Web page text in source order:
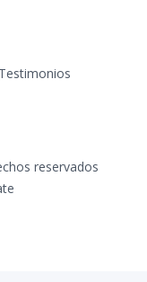
reservados